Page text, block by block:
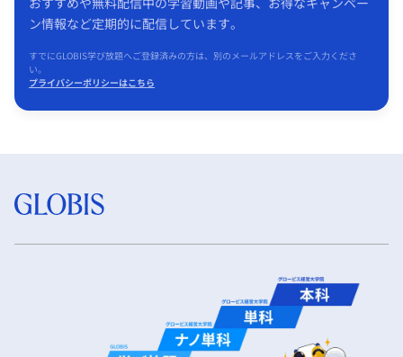
ン情報など定期的に配信しています。
すでにGLOBIS学び放題へご登録済みの方は、別のメールアドレスをご入力くださ
い。
プライバシーポリシーはこちら